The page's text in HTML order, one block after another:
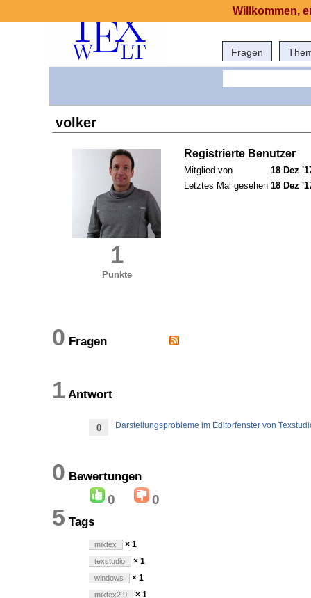
Fragen
volker
1
Punkte
Registrierte Benutzer
Mitglied von
18 Dez
Letztes Mal gesehen 18 Dez
0 Fragen
1 Antwort
0 Darstellungsprobleme im Editorfenster von
0 Bewertungen
0 0
5 Tags
miktex × 1
texstudio × 1
windows × 1
miktex2.9 × 1
Willkommen,